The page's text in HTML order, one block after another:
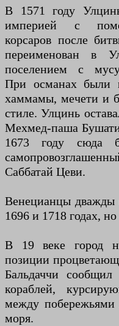
В 1571 году
империей с
корсаров после
переименован в
поселением с
При османах были
хаммамы, мечети и
стиле. Улцинь
Мехмед-паша
1673 году сюда
Саббатай Цеви.
Венецианцы дважды
1696 и 1718 годах,
В 19 веке город
позиции
Бальдаччи
кораблей,
между побережьями
моря.